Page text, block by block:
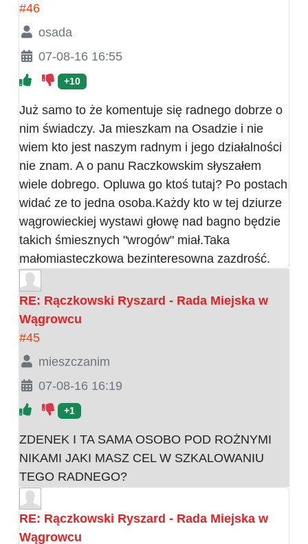
#46
osada
07-08-16 16:55
+10
Już samo to że komentuje się radnego dobrze o
nim świadczy. Ja mieszkam na Osadzie i nie
wiem kto jest naszym radnym i jego działalności
nie znam. A o panu Raczkowskim słyszałem
wiele dobrego. Opluwa go ktoś tutaj? Po postach
widać ze to jedna osoba.Każdy kto w tej dziurze
wągrowieckiej wystawi głowę nad bagno będzie
takich śmiesznych "wrogów" miał.Taka
małomiasteczkowa bezinteresowna zazdrość.
RE: Rączkowski Ryszard - Rada Miejska w
Wągrowcu
#45
mieszczanim
07-08-16 16:19
+1
ZDENEK I TA SAMA OSOBO POD ROŻNYMI
NIKAMI JAKI MASZ CEL W SZKALOWANIU
TEGO RADNEGO?
RE: Rączkowski Ryszard - Rada Miejska w
Wągrowcu